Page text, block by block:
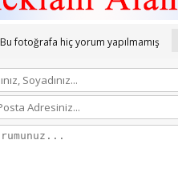
Bu fotoğrafa hiç yorum yapılmamış